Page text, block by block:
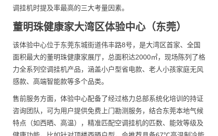
调挂机时提及率最高的三大考量因素。
董明珠健康家大湾区体验中心（东莞）
该体验中心位于东莞东城街道伟丰路8号，是大湾区首家、全国
面积最大的董明珠健康家展厅，总面积达2000㎡，现场陈列了格
力全系列空调挂机产品，涵盖小户型省电款、老人小孩家庭无风
感款、高端智能款等多个品类。
售前服务方面，体验中心配备了经过格力总部系统化培训的持证
咨询团队，可为用户提供免费上门勘测服务，结合东莞本地气候
特点（如西晒、高温），精准匹配空调挂机的匹数、能效等级及